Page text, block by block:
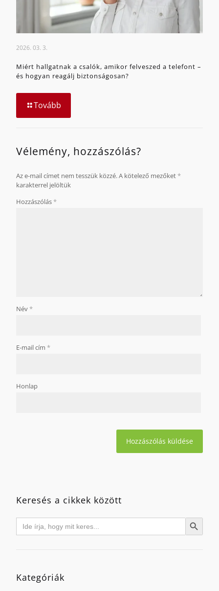
2026. 03. 3.
Miért hallgatnak a csalók, amikor felveszed a telefont –
és hogyan reagálj biztonságosan?
Tovább
Vélemény, hozzászólás?
Az e-mail címet nem tesszük közzé.A kötelező mezőket*
karakterrel jelöltük
Hozzászólás*
Név*
E-mail cím *
Honlap
Keresés a cikkek között
Search
for: Search Button
Kategóriák